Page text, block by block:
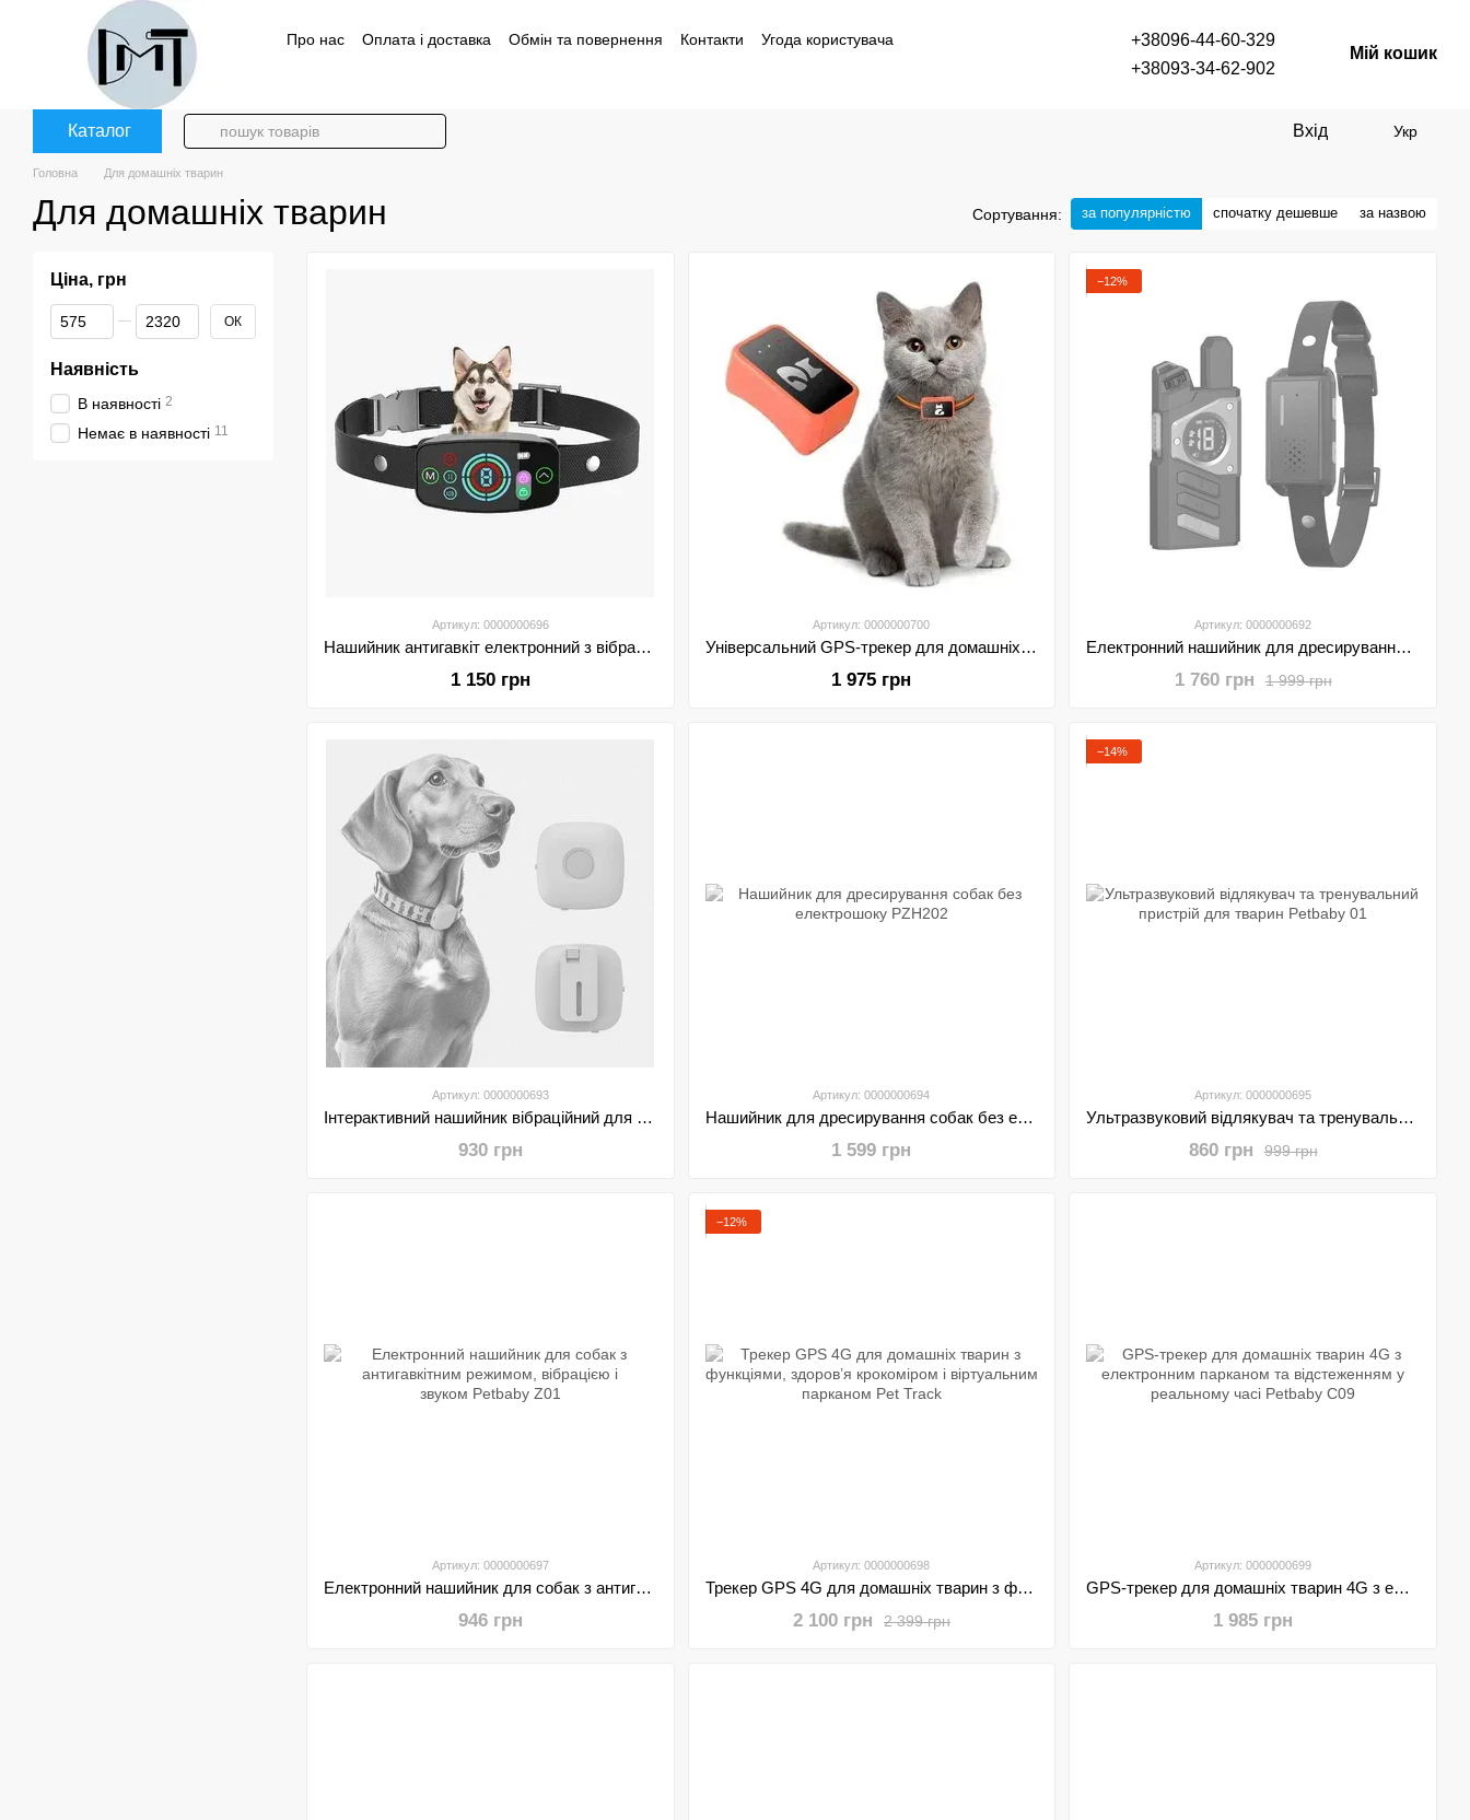
Перейти до основного контенту
Про нас
Оплата і доставка Обмін та повернення Контакти
Угода користувача
+38096-44-60-329
+38093-34-62-902
Мій кошик
Каталог Вхід Укр
Головна Для домашніх тварин
Для домашніх тварин Сортування: за популярністю спочатку дешевше за назвою
Артикул: 0000000696
Нашийник антигавкіт електронний з вібрацією та LED-дисплеєм Petbaby X06
1 150 грн
Артикул: 0000000700
Універсальний GPS-трекер для домашніх тварин з додатком 360 GPS Petbaby С09А
1 975 грн
−12%
Артикул: 0000000692
Електронний нашийник для дресирування собак PZH до 500м відлякувач собак
1 999 грн
1 760 грн
Артикул: 0000000693
Інтерактивний нашийник вібраційний для собак Petbaby M1
930 грн
Артикул: 0000000694
Нашийник для дресирування собак без електрошоку PZH202
1 599 грн
−14%
Артикул: 0000000695
Ультразвуковий відлякувач та тренувальний пристрій для тварин Petbaby 01
999 грн
860 грн
Артикул: 0000000697
Електронний нашийник для собак з антигавкітним режимом, вібрацією і звуком Petbaby Z01
946 грн
−12%
Артикул: 0000000698
Трекер GPS 4G для домашніх тварин з функціями, здоров’я крокоміром і віртуальним парканом Pet Track
2 399 грн
2 100 грн
Артикул: 0000000699
GPS-трекер для домашніх тварин 4G з електронним парканом та відстеженням у реальному часі Petbaby С09
1 985 грн
Ціна, грн
Від Ціна, грн
До Ціна, грн ОК
Наявність
В наявності 2
Немає в наявності 11